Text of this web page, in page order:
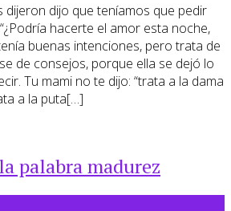
dijeron dijo que teníamos que pedir
hacerte el amor esta noche,
buenas intenciones, pero trata de
de consejos, porque ella se dejó lo
Tu mami no te dijo: “trata a la dama
a la puta[…]
palabra madurez